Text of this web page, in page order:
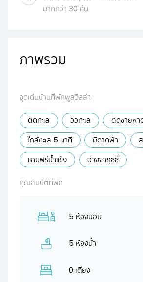
มากกว่า 30 คืน
ภาพรวม
จุดเด่นบ้านที่พักพูลวิลล่า
ติดทะเล วิวทะเล
ติดชายหา
ใกล้ทะเล 5 นาที
มีดาดฟ้า
แถมฟรีน้ำแข็ง
อ่างจากุชชี่
คุณสมบัติที่พัก
5 ห้องนอน
5 ห้องน้ำ
0 เตียง